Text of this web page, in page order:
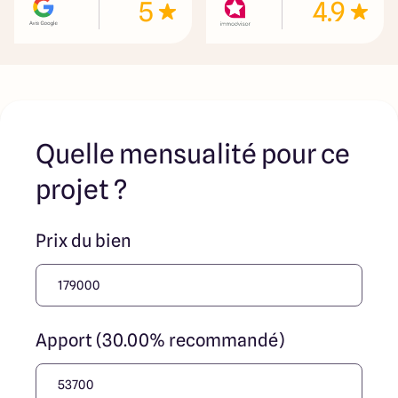
jouent un rôle d’intermédiation ou de négociation sur la
transaction et ne participent à la vente. Prix indiqués par
5 4.9
Quelle mensualité pour ce
projet ?
Prix du bien
Apport (30.00% recommandé)